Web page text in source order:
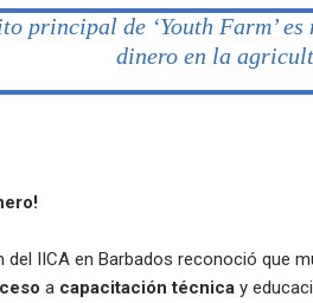
principal de ‘Youth Farm’
dinero en la
del IICA en Barbados reconoció que
a capacitación técnica y